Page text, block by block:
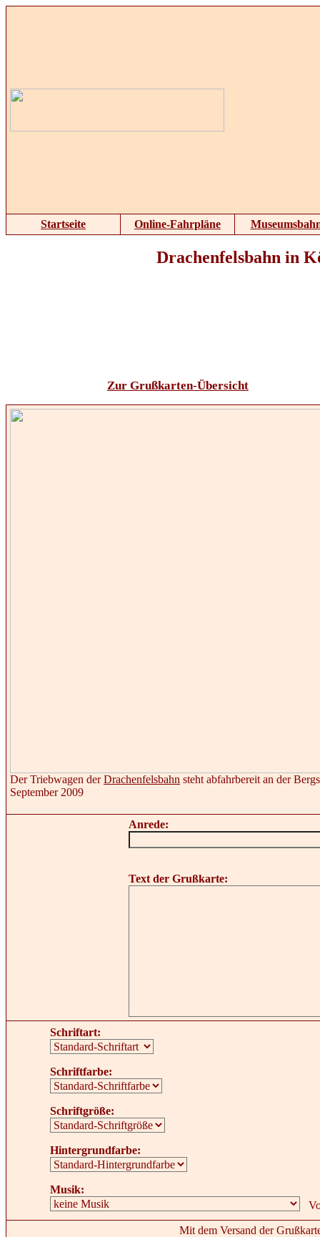
Startseite Online-Fahrpläne
Drachenfelsbahn in
Zur Grußkarten-Übersicht
Der Triebwagen derDrachenfelsbahn steht abfahrbereit an der
September 2009
Anrede:
Text der Grußkarte:
Schriftart:
Schriftfarbe:
Schriftgröße:
Hintergrundfarbe:
Musik:
Mit dem Versand der